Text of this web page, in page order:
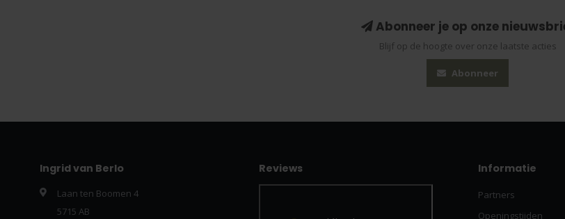
Abonneer je op onze
Blijf op de hoogte over onze laatste acties
Abonneer
Ingrid van Berlo
Laan ten Boomen 4
5715 AB
Reviews Informatie
Partners
Openingstijden